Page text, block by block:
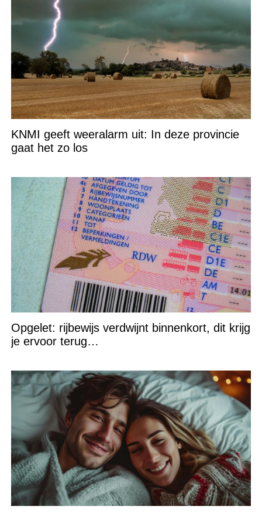
KNMI geeft weeralarm uit: In deze provincie
gaat het zo los
Opgelet: rijbewijs verdwijnt binnenkort, dit krijg
je ervoor terug…